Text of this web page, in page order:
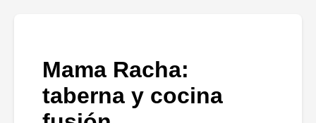
Mama Racha:
taberna y cocina